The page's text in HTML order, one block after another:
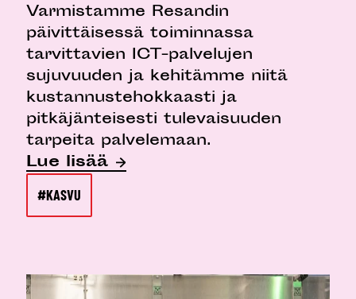
Varmistamme Resandin
päivittäisessä toiminnassa
tarvittavien ICT-palvelujen
sujuvuuden ja kehitämme niitä
kustannustehokkaasti ja
pitkäjänteisesti tulevaisuuden
tarpeita palvelemaan.
Lue lisää
#KASVU